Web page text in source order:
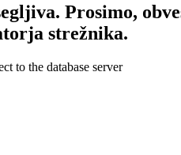
Prosimo,
strežnika.
to the database server